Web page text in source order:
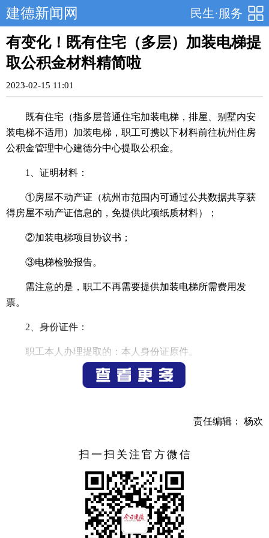
民生·服务
建德新闻网
有变化！既有住宅（多层）加装电梯提
取公积金材料精简啦
2023-02-15 11:01
既有住宅（指多层普通住宅加装电梯，排屋、别墅内安
装电梯不适用）加装电梯，职工可携以下材料前往杭州住房
公积金管理中心建德分中心提取公积金。
1、证明材料：
①房屋不动产证（杭州市范围内可通过公共数据共享获
得房屋不动产证信息的，免提供此项纸质材料）；
②加装电梯项目协议书；
③电梯检验报告。
需注意的是，职工不再需要提供加装电梯所需费用发
票。
2、身份证件：
职工本人办理提取的：本人身份证原件。
职工委托缴存单位代理人办理提取的：①职工本人身份
职工委托配偶、父母、子女代为办理提取的:①职工本人
婚证、同一住址的户口簿、出生证或独生子女证）原件。
职工委托其他人提取的：①职工本人身份证原件；②受
托人身份证原件；③委托提取公证书原件。
3、职工本人提取金额不足加装电梯支出的，其配偶可申
请提取住房公积金。办理时除提供上述1、2项材料外，还需
责任编辑： 杨欢
扫一扫关注官方微信